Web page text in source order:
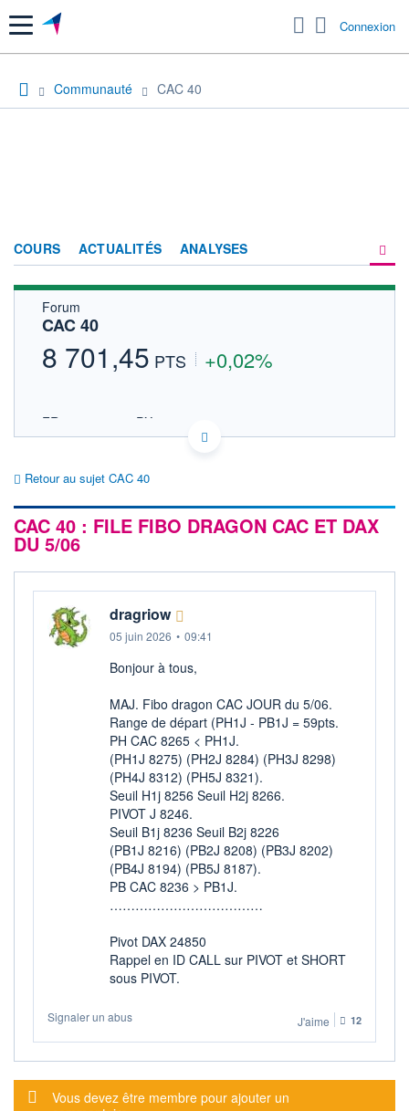
Menu Connexion
Communauté CAC 40
COURS ACTUALITÉS ANALYSES
HISTORIQUE
Forum
CAC 40
8 701,45 PTS +0,02%
FR0003500008 PX1
EURONEXT PARIS DONNÉES TEMPS RÉEL
8 710
OUVERTURE
8 712,29
+BAS 1ER
JANVIER
7 505,27
DERNIER ÉCHANGE
07.08.26 / 09:09:00
Retour au sujet CAC 40
CAC 40 : FILE FIBO DRAGON CAC ET DAX
DU 5/06
dragriow
05 juin 2026 • 09:41
Bonjour à tous,
MAJ. Fibo dragon CAC JOUR du 5/06.
Range de départ (PH1J - PB1J = 59pts.
PH CAC 8265 < PH1J.
(PH1J 8275) (PH2J 8284) (PH3J 8298)
(PH4J 8312) (PH5J 8321).
Seuil H1j 8256 Seuil H2j 8266.
PIVOT J 8246.
Seuil B1j 8236 Seuil B2j 8226
(PB1J 8216) (PB2J 8208) (PB3J 8202)
(PB4J 8194) (PB5J 8187).
PB CAC 8236 > PB1J.
………………………………
Pivot DAX 24850
Rappel en ID CALL sur PIVOT et SHORT
sous PIVOT.
Signaler un abus J'aime 12
Message d'alerte
Vous devez être membre pour ajouter un